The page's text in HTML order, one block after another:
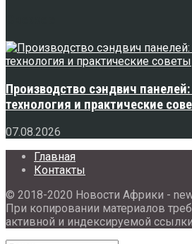
Производство сэндвич
технология и практические
07.08.2026
Главная
Контакты
© 2018-2020 Новости Африки -
При копировании материалов
активной и индексируемой ссылки